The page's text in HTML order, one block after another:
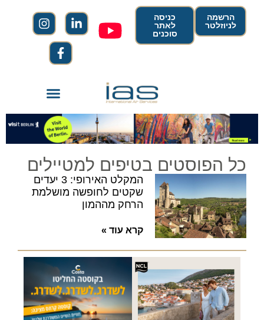
הרשמה
לניוזלטר
כניסה
לאתר
סוכנים
כל הפוסטים בטיפים למטיילים
המקלט האירופי: 3 יעדים
שקטים לחופשה מושלמת
הרחק מההמון
קרא עוד »